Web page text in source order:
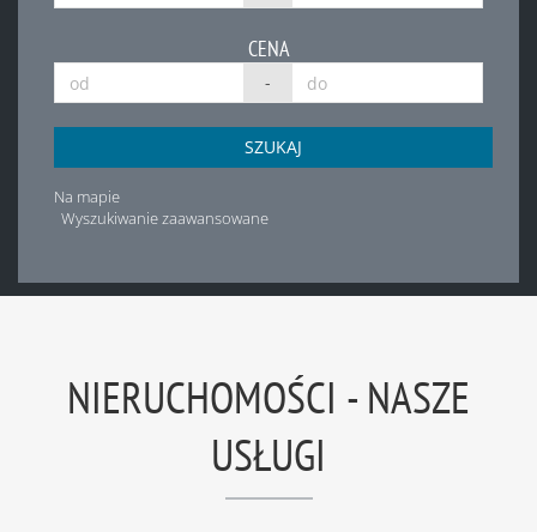
CENA
-
SZUKAJ
Na mapie
Wyszukiwanie zaawansowane
NIERUCHOMOŚCI - NASZE
USŁUGI